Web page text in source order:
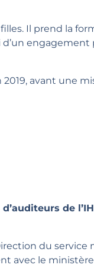
Il prend la
avant une
de
du service
avec le